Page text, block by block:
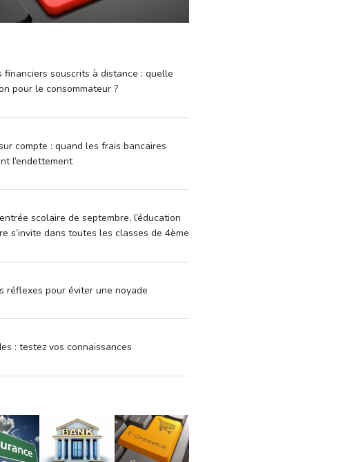
financiers souscrits à distance : quelle
pour le consommateur ?
compte : quand les frais bancaires
l’endettement
scolaire de septembre, l’éducation
s’invite dans toutes les classes de 4ème
réflexes pour éviter une noyade
: testez vos connaissances